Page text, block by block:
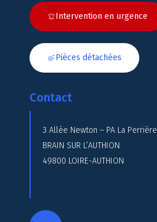
Intervention en urgence
Pièces détachées
Contact
3 Allée Newton – PA La Perrière
BRAIN SUR L’AUTHION
49800 LOIRE-AUTHION